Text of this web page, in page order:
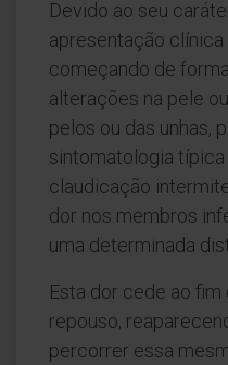
Devido ao seu
apresentação
começando de
alterações na pele
pelos ou das unhas,
sintomatologia típica
claudicação
dor nos membros
uma determinada
Esta dor cede ao
repouso,
percorrer essa